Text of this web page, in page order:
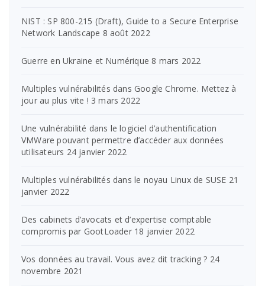
NIST : SP 800-215 (Draft), Guide to a Secure Enterprise
Network Landscape 8 août 2022
Guerre en Ukraine et Numérique 8 mars 2022
Multiples vulnérabilités dans Google Chrome. Mettez à
jour au plus vite ! 3 mars 2022
Une vulnérabilité dans le logiciel d’authentification
VMWare pouvant permettre d’accéder aux données
utilisateurs 24 janvier 2022
Multiples vulnérabilités dans le noyau Linux de SUSE 21
janvier 2022
Des cabinets d’avocats et d’expertise comptable
compromis par GootLoader 18 janvier 2022
Vos données au travail. Vous avez dit tracking ? 24
novembre 2021